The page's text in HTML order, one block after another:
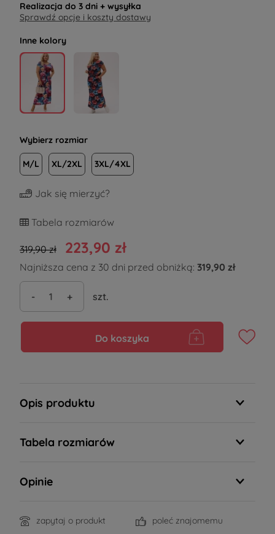
Realizacja do 3 dni + wysyłka
Sprawdź opcje i koszty dostawy
Inne kolory
Wybierz rozmiar
M/L XL/2XL 3XL/4XL
Jak się mierzyć?
Tabela rozmiarów
319,90 zł 223,90 zł
Najniższa cena z 30 dni przed obniżką: 319,90 zł
- + szt.
Do koszyka
Opis produktu
Tabela rozmiarów
Opinie
zapytaj o produkt poleć znajomemu